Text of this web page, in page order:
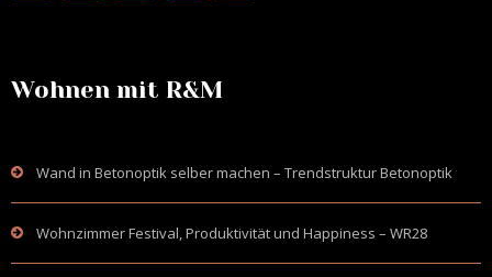
Wohnen mit R&M
Wand in Betonoptik selber machen – Trendstruktur Betonoptik
Wohnzimmer Festival, Produktivität und Happiness – WR28